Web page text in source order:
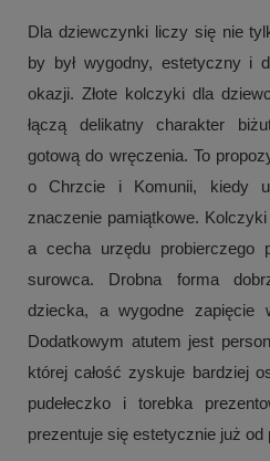
Dla dziewczynki liczy się nie
by był wygodny, estetyczny i
okazji. Złote kolczyki dla
łączą delikatny charakter
gotową do wręczenia. To
o Chrzcie i Komunii, kiedy
znaczenie pamiątkowe.
a cecha urzędu probierczego
surowca. Drobna forma
dziecka, a wygodne zapięcie
Dodatkowym atutem jest
której całość zyskuje bardziej
pudełeczko i torebka
prezentuje się estetycznie już od